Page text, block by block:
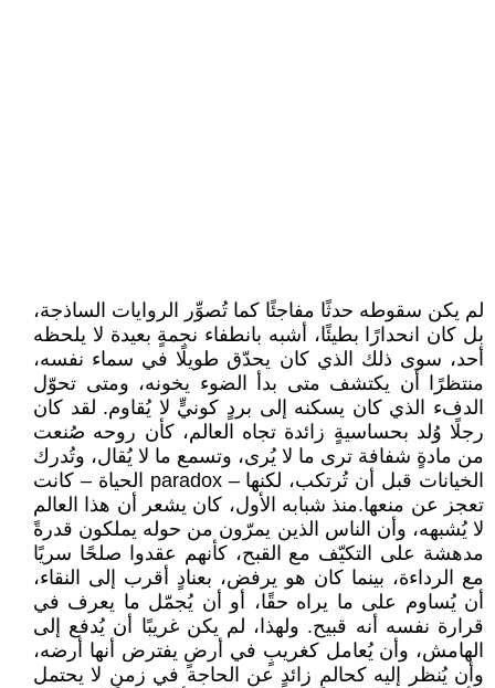
لم يكن سقوطه حدثًا مفاجئًا كما تُصوِّر الروايات الساذجة،
بل كان انحدارًا بطيئًا، أشبه بانطفاء نجمةٍ بعيدة لا يلحظه
أحد، سوى ذلك الذي كان يحدّق طويلًا في سماء نفسه،
منتظرًا أن يكتشف متى بدأ الضوء يخونه، ومتى تحوّل
الدفء الذي كان يسكنه إلى بردٍ كونيٍّ لا يُقاوم. لقد كان
رجلًا وُلد بحساسيةٍ زائدة تجاه العالم، كأن روحه صُنعت
من مادةٍ شفافة ترى ما لا يُرى، وتسمع ما لا يُقال، وتُدرك
الخيانات قبل أن تُرتكب، لكنها – paradox الحياة – كانت
تعجز عن منعها.منذ شبابه الأول، كان يشعر أن هذا العالم
لا يُشبهه، وأن الناس الذين يمرّون من حوله يملكون قدرةً
مدهشة على التكيّف مع القبح، كأنهم عقدوا صلحًا سريًا
مع الرداءة، بينما كان هو يرفض، بعنادٍ أقرب إلى النقاء،
أن يُساوم على ما يراه حقًا، أو أن يُجمّل ما يعرف في
قرارة نفسه أنه قبيح. ولهذا، لم يكن غريبًا أن يُدفع إلى
الهامش، وأن يُعامل كغريبٍ في أرضٍ يفترض أنها أرضه،
وأن يُنظر إليه كحالمٍ زائدٍ عن الحاجة في زمنٍ لا يحتمل